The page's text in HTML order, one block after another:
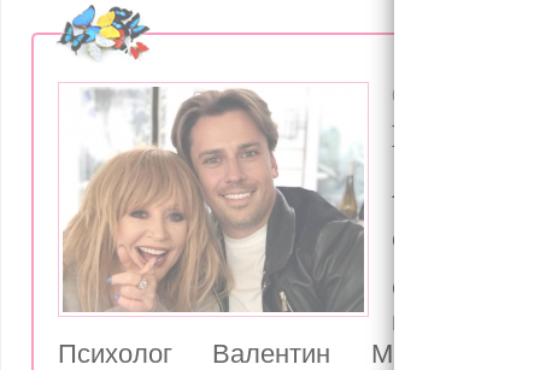
09 Noiembrie
Максима
Аллу
многие.
Психолог Валентин Малиновский